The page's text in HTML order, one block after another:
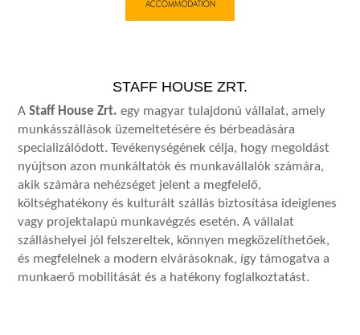
STAFF HOUSE ZRT.
AStaff House Zrt. egy magyar tulajdonú vállalat, amely
munkásszállások üzemeltetésére és bérbeadására
specializálódott. Tevékenységének célja, hogy megoldást
nyújtson azon munkáltatók és munkavállalók számára,
akik számára nehézséget jelent a megfelelő,
költséghatékony és kulturált szállás biztosítása ideiglenes
vagy projektalapú munkavégzés esetén. A vállalat
szálláshelyei jól felszereltek, könnyen megközelíthetőek,
és megfelelnek a modern elvárásoknak, így támogatva a
munkaerő mobilitását és a hatékony foglalkoztatást.